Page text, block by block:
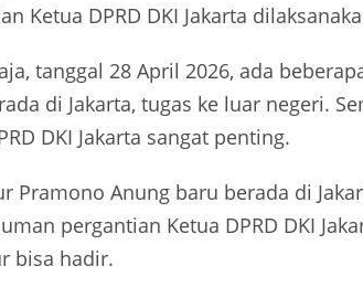
Ketua DPRD DKI Jakarta
tanggal 28 April 2026, ada
di Jakarta, tugas ke luar negeri.
DKI Jakarta sangat penting.
Pramono Anung baru berada di
pergantian Ketua DPRD DKI
bisa hadir.